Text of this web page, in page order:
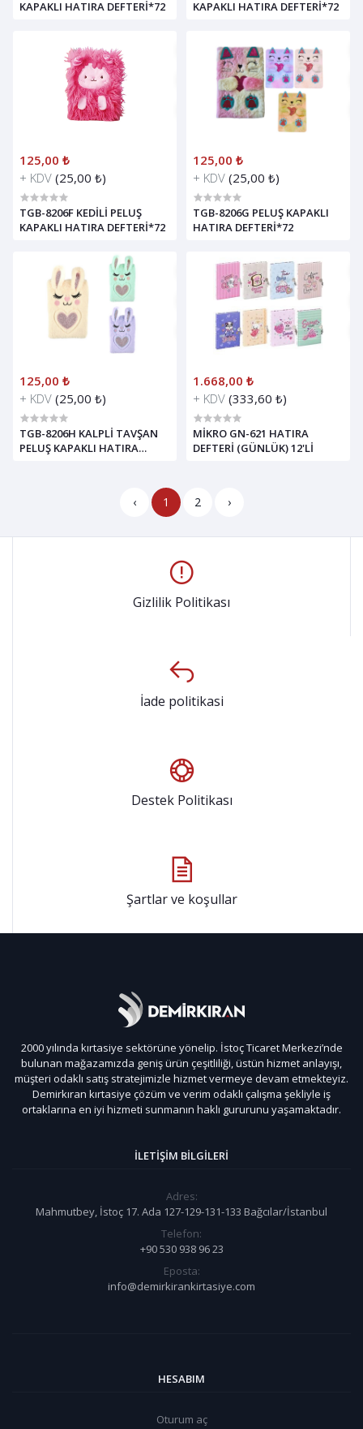
KAPAKLI HATIRA DEFTERİ*72
KAPAKLI HATIRA DEFTERİ*72
125,00 ₺
+ KDV (25,00 ₺)
TGB-8206F KEDİLİ PELUŞ
KAPAKLI HATIRA DEFTERİ*72
125,00 ₺
+ KDV (25,00 ₺)
TGB-8206G PELUŞ KAPAKLI
HATIRA DEFTERİ*72
125,00 ₺
+ KDV (25,00 ₺)
TGB-8206H KALPLİ TAVŞAN
PELUŞ KAPAKLI HATIRA
1.668,00 ₺
+ KDV (333,60 ₺)
MİKRO GN-621 HATIRA
DEFTERİ (GÜNLÜK) 12'Lİ
‹ 1 2 ›
Gizlilik Politikası
İade politikasi
Destek Politikası
Şartlar ve koşullar
2000 yılında kırtasiye sektörüne yönelip. İstoç Ticaret Merkezi’nde
bulunan mağazamızda geniş ürün çeşitliliği, üstün hizmet anlayışı,
müşteri odaklı satış stratejimizle hizmet vermeye devam etmekteyiz.
Demirkıran kırtasiye çözüm ve verim odaklı çalışma şekliyle iş
ortaklarına en iyi hizmeti sunmanın haklı gururunu yaşamaktadır.
İLETIŞIM BILGILERI
Adres:
Mahmutbey, İstoç 17. Ada 127-129-131-133 Bağcılar/İstanbul
Telefon:
+90 530 938 96 23
Eposta:
info@demirkirankirtasiye.com
HESABIM
Oturum aç